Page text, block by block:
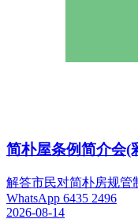
简朴屋条例简介会(
解答市民对简朴房规管
WhatsApp 6435 2496
2026-08-14